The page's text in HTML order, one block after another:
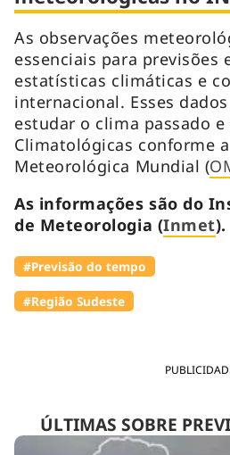
ÚLTIMAS SOBRE
As observações
essenciais para previsões
estatísticas climáticas e
internacional. Esses
estudar o clima passado
Climatológicas conforme
Meteorológica Mundial (
As informações são do
de Meteorologia (Inmet).
#Previsão do tempo
#Região Sudeste